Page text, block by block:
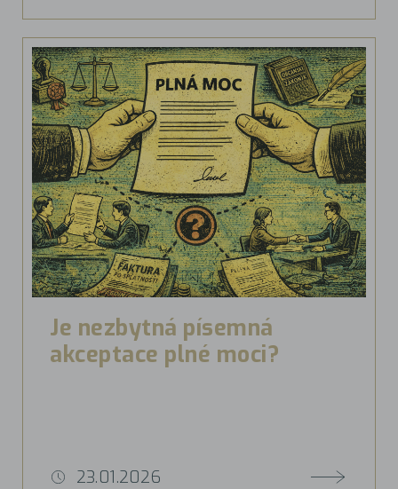
Je nezbytná písemná
akceptace plné moci?
23.01.2026